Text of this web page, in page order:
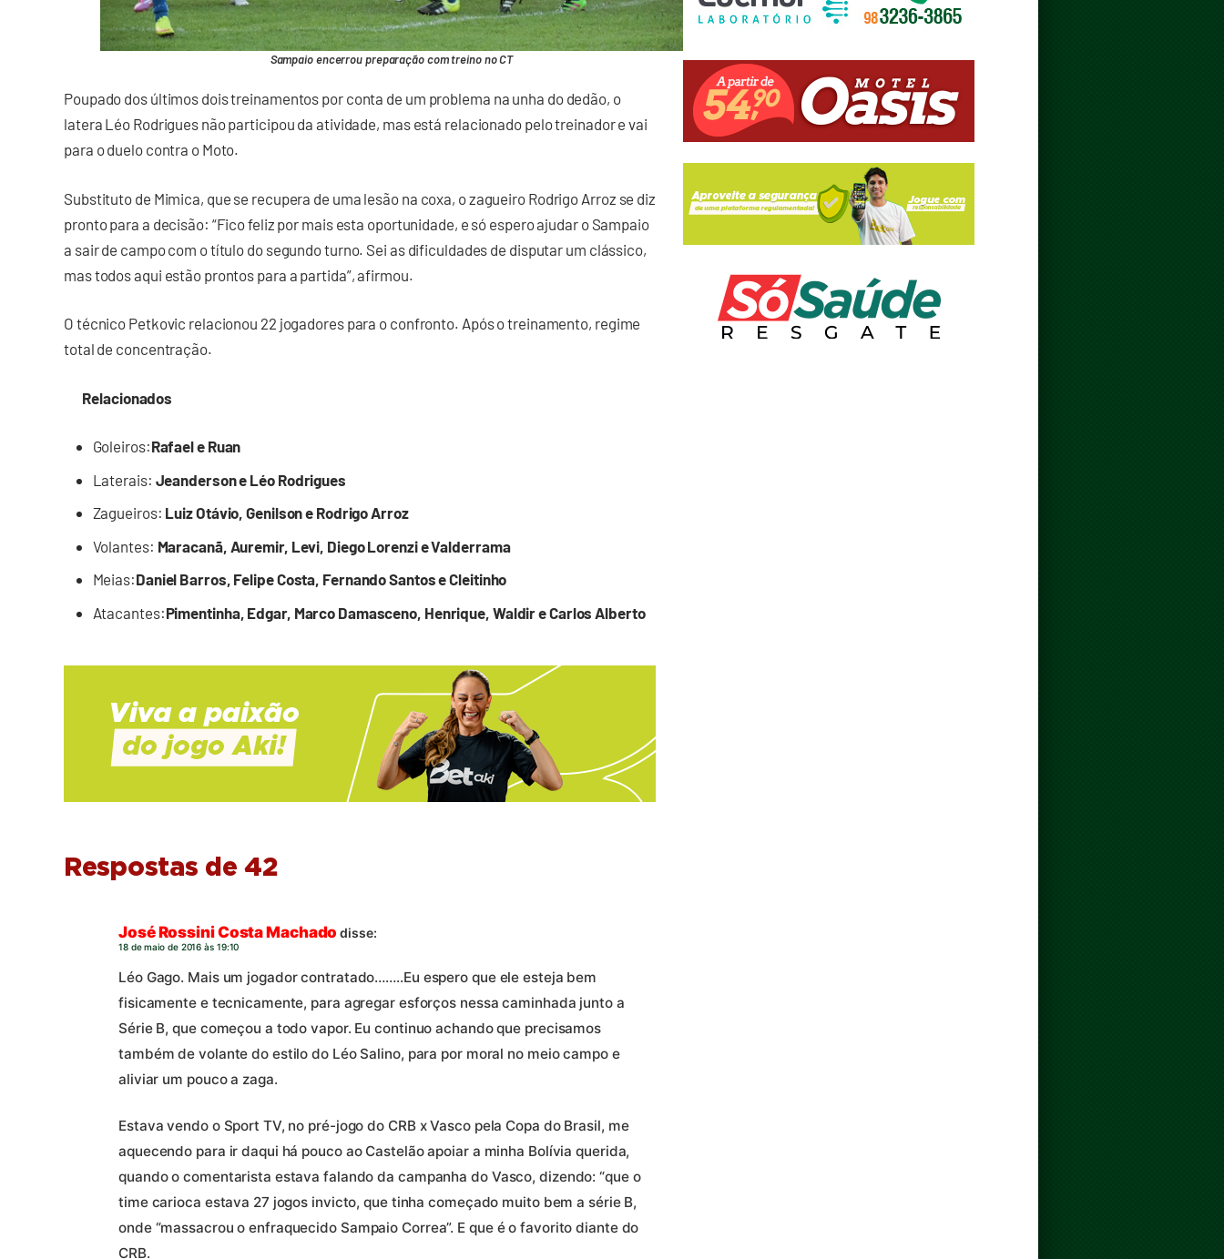
Sampaio encerrou preparação com treino no CT
Poupado dos últimos dois treinamentos por conta de um problema na unha do dedão, o
latera Léo Rodrigues não participou da atividade, mas está relacionado pelo treinador e vai
para o duelo contra o Moto.
Substituto de Mimica, que se recupera de uma lesão na coxa, o zagueiro Rodrigo Arroz se diz
pronto para a decisão: “Fico feliz por mais esta oportunidade, e só espero ajudar o Sampaio
a sair de campo com o título do segundo turno. Sei as dificuldades de disputar um clássico,
mas todos aqui estão prontos para a partida”, afirmou.
O técnico Petkovic relacionou 22 jogadores para o confronto. Após o treinamento, regime
total de concentração.
Relacionados
Goleiros:Rafael e Ruan
Laterais: Jeanderson e Léo Rodrigues
Zagueiros: Luiz Otávio, Genilson e Rodrigo Arroz
Volantes: Maracanã, Auremir, Levi, Diego Lorenzi e Valderrama
Meias:Daniel Barros, Felipe Costa, Fernando Santos e Cleitinho
Atacantes:Pimentinha, Edgar, Marco Damasceno, Henrique, Waldir e Carlos Alberto
Respostas de 42
José Rossini Costa Machado disse:
18 de maio de 2016 às 19:10
Léo Gago. Mais um jogador contratado……..Eu espero que ele esteja bem
fisicamente e tecnicamente, para agregar esforços nessa caminhada junto a
Série B, que começou a todo vapor. Eu continuo achando que precisamos
também de volante do estilo do Léo Salino, para por moral no meio campo e
aliviar um pouco a zaga.
Estava vendo o Sport TV, no pré-jogo do CRB x Vasco pela Copa do Brasil, me
aquecendo para ir daqui há pouco ao Castelão apoiar a minha Bolívia querida,
quando o comentarista estava falando da campanha do Vasco, dizendo: “que o
time carioca estava 27 jogos invicto, que tinha começado muito bem a série B,
onde “massacrou o enfraquecido Sampaio Correa”. E que é o favorito diante do
CRB.